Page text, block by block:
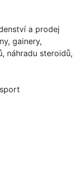
a prodej
gainery,
náhradu steroidů,